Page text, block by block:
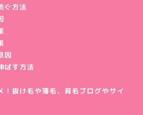
ぐ方法
因
ばす方法
！抜け毛や薄毛、育毛ブログやサイ